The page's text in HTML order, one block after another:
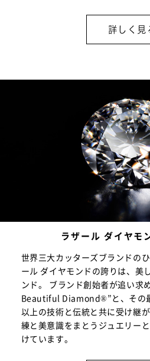
詳しく見
ラザール ダイヤモ
世界三大カッターズブランドの
ール ダイヤモンドの誇りは、美
ンド。 ブランド創始者が追い
Beautiful Diamond®”と、その
以上の技術と伝統と共に受け継
練と美意識をまとうジュエリー
けています。